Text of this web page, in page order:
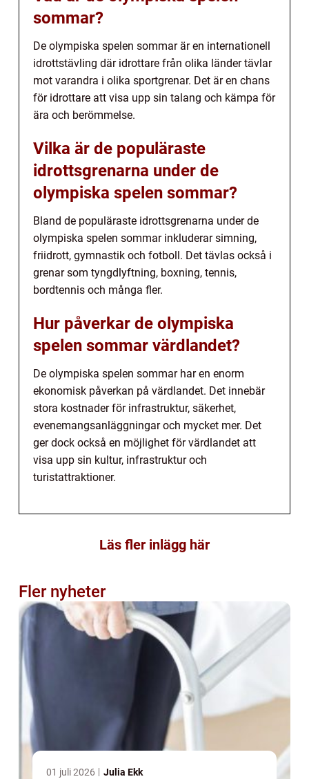
sommar?
De olympiska spelen sommar är en internationell
idrottstävling där idrottare från olika länder tävlar
mot varandra i olika sportgrenar. Det är en chans
för idrottare att visa upp sin talang och kämpa för
ära och berömmelse.
Vilka är de populäraste
idrottsgrenarna under de
olympiska spelen sommar?
Bland de populäraste idrottsgrenarna under de
olympiska spelen sommar inkluderar simning,
friidrott, gymnastik och fotboll. Det tävlas också i
grenar som tyngdlyftning, boxning, tennis,
bordtennis och många fler.
Hur påverkar de olympiska
spelen sommar värdlandet?
De olympiska spelen sommar har en enorm
ekonomisk påverkan på värdlandet. Det innebär
stora kostnader för infrastruktur, säkerhet,
evenemangsanläggningar och mycket mer. Det
ger dock också en möjlighet för värdlandet att
visa upp sin kultur, infrastruktur och
turistattraktioner.
Läs fler inlägg här
Fler nyheter
01 juli 2026 Julia Ekk